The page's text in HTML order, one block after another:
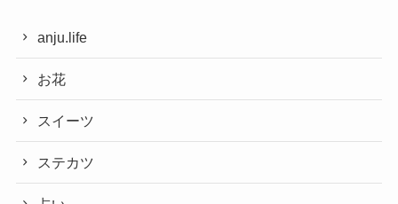
anju.life
お花
スイーツ
ステカツ